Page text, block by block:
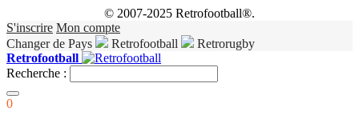
© 2007-2025 Retrofootball®.
S'inscrire Mon compte
Changer de Pays
Retrofootball
Retrorugby
Retrofootball
Recherche :
0